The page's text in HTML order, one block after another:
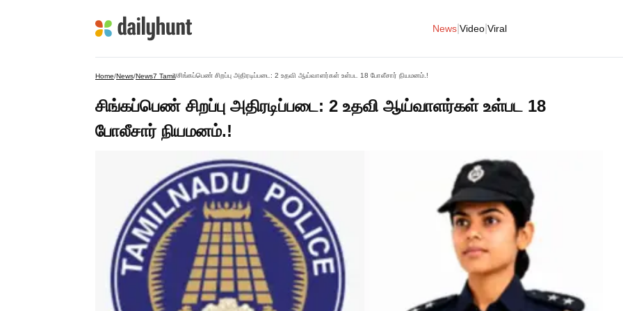
News Video Viral
Home/News/News7 Tamil/சிங்கப்பெண் சிறப்பு அதிரடிப்படை: 2 உதவி ஆய்வாளர்கள் உள்பட 18 போலீசார் நியமனம்.!
சிங்கப்பெண் சிறப்பு அதிரடிப்படை: 2 உதவி ஆய்வாளர்கள் உள்பட 18
போலீசார் நியமனம்.!